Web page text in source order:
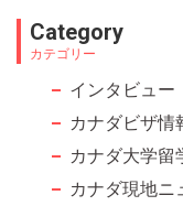
field
should
Category
カテゴリー
インタビュー
カナダビザ情
カナダ大学留
カナダ現地ニ